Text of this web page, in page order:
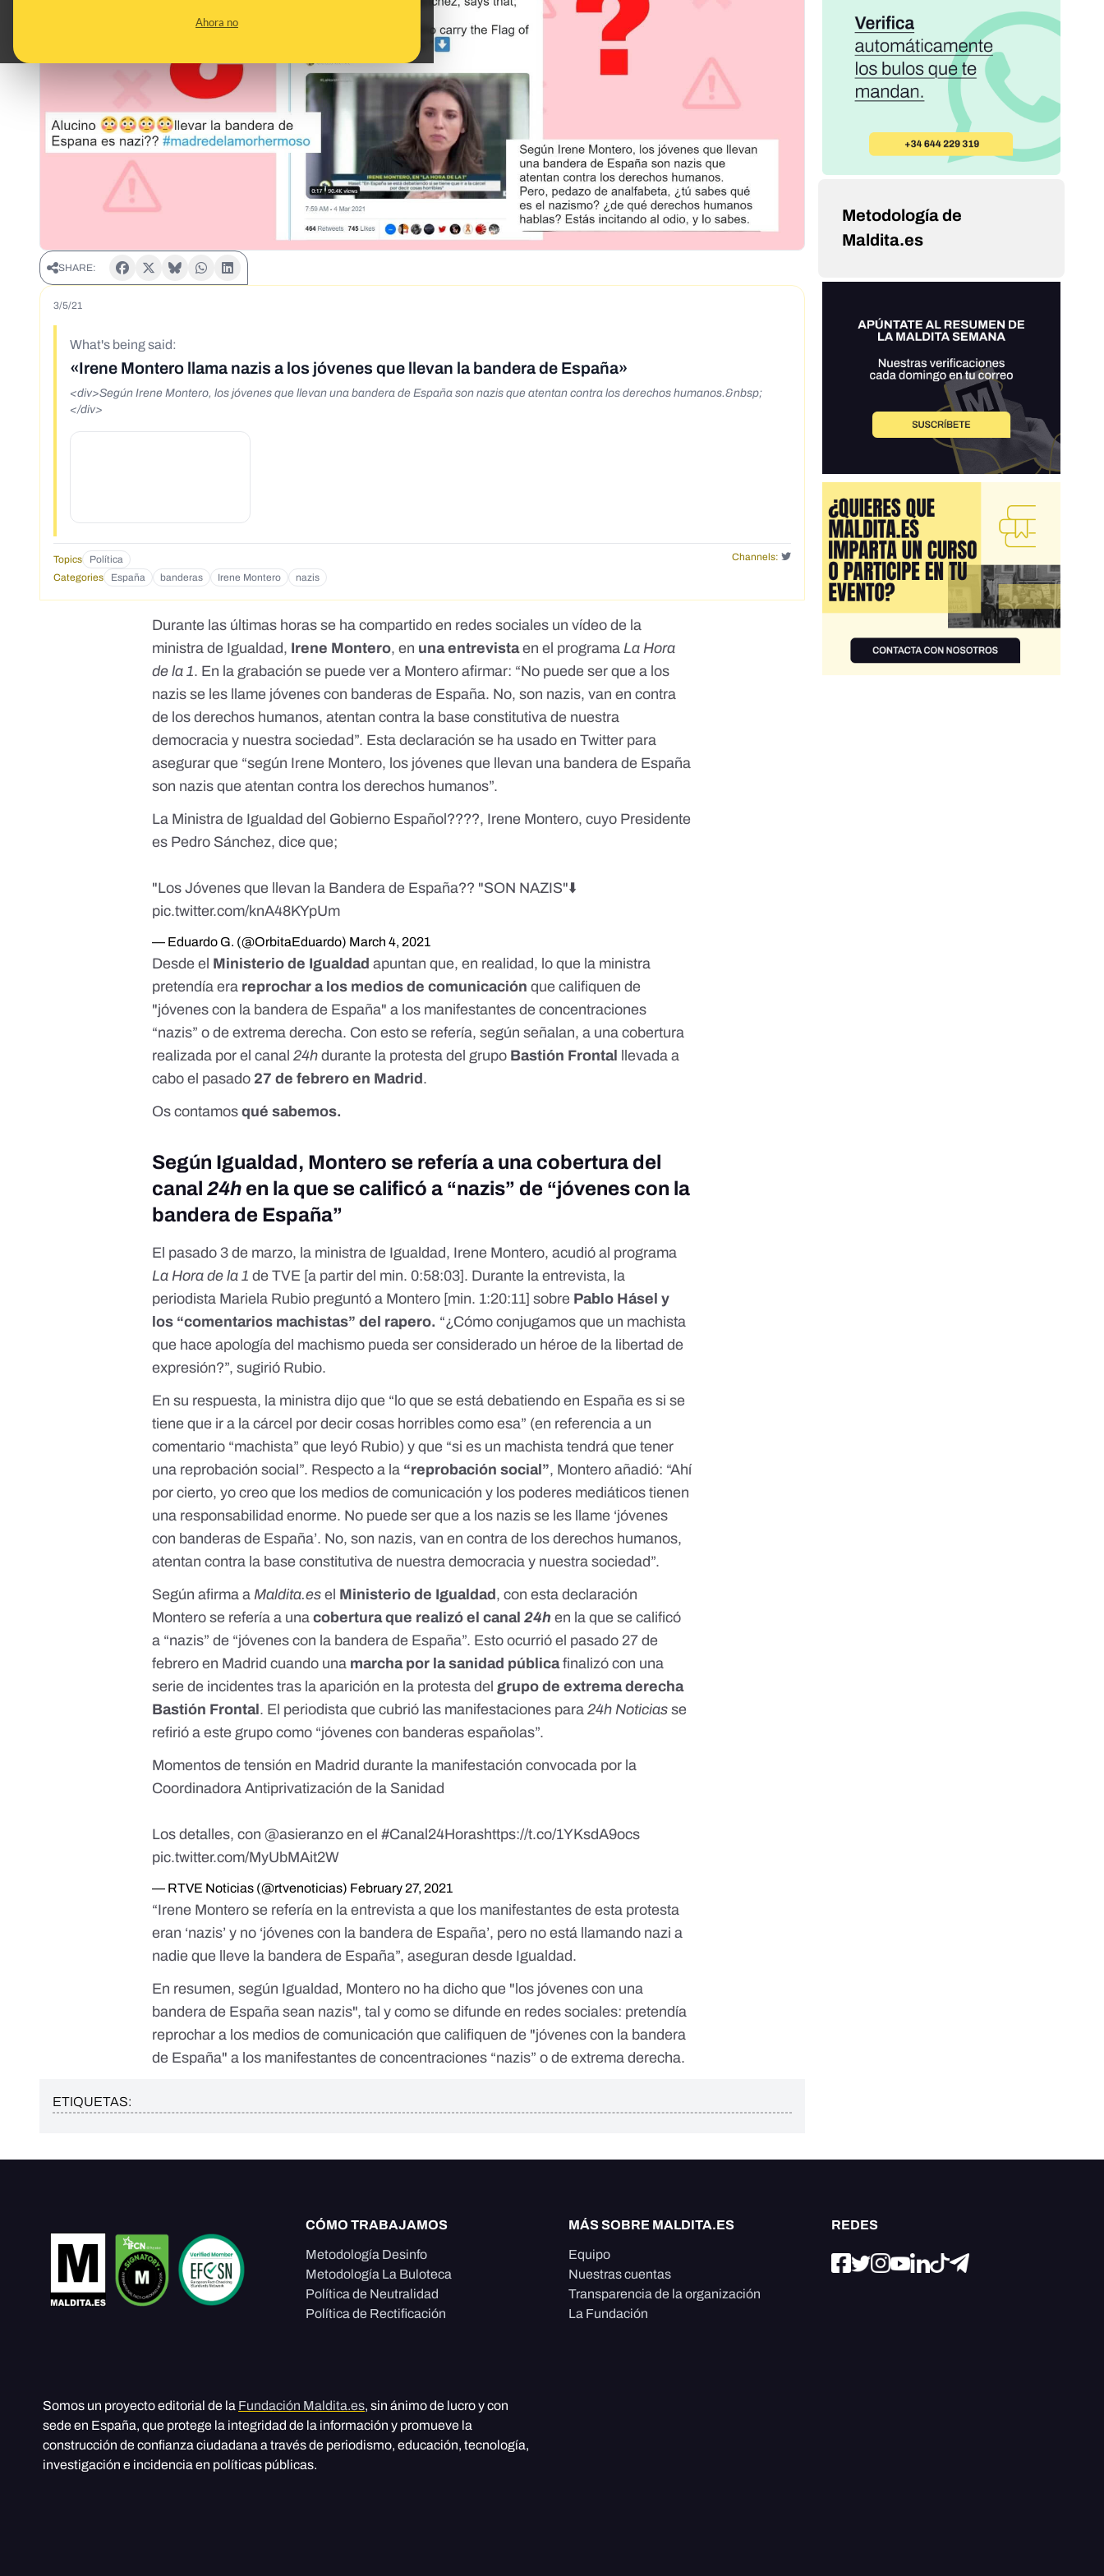
Ahora no
SHARE:
3/5/21
What's being said:
«Irene Montero llama nazis a los jóvenes que llevan la bandera de España»
<div>Según Irene Montero, los jóvenes que llevan una bandera de España son nazis que atentan contra los derechos humanos.&nbsp;
</div>
Topics Política
Channels:
Categories
España banderas Irene Montero nazis
Durante las últimas horas se ha compartido en redes sociales un vídeo de la
ministra de Igualdad, Irene Montero, en una entrevistaen el programa La Hora
de la 1. En la grabación se puede ver a Montero afirmar: “No puede ser que a los
nazis se les llame jóvenes con banderas de España. No, son nazis, van en contra
de los derechos humanos, atentan contra la base constitutiva de nuestra
democracia y nuestra sociedad”. Esta declaración se ha usado en Twitter para
asegurar que “según Irene Montero, los jóvenes que llevan una bandera de España
son nazis que atentan contra los derechos humanos”.
La Ministra de Igualdad del Gobierno Español????, Irene Montero, cuyo Presidente
es Pedro Sánchez, dice que;
"Los Jóvenes que llevan la Bandera de España?? "SON NAZIS"⬇️
pic.twitter.com/knA48KYpUm
— Eduardo G. (@OrbitaEduardo) March 4, 2021
Desde el Ministerio de Igualdad apuntan que, en realidad, lo que la ministra
pretendía era reprochar a los medios de comunicaciónque califiquen de
"jóvenes con la bandera de España" a los manifestantes de concentraciones
“nazis” o de extrema derecha. Con esto se refería, según señalan, a unacobertura
realizada por el canal24h durante la protesta del grupo Bastión Frontal
llevada a
cabo el pasado 27 de febrero en Madrid .
Os contamosqué sabemos.
Según Igualdad, Montero se refería a una cobertura del
canal 24h en la que se calificó a “nazis” de “jóvenes con la
bandera de España”
El pasado 3 de marzo, la ministra de Igualdad, Irene Montero, acudió al programa
La Hora de la 1 de TVE [a partir del min. 0:58:03]. Durante la entrevista, la
periodista Mariela Rubio preguntó a Montero [min. 1:20:11] sobre Pablo Hásel y
los “comentarios machistas” del rapero. “¿Cómo conjugamos que un machista
que hace apología del machismo pueda ser considerado un héroe de la libertad de
expresión?”, sugirió Rubio.
En su respuesta, la ministra dijo que “lo que se está debatiendo en España es si se
tiene que ir a la cárcel por decir cosas horribles como esa” (en referencia a un
comentario “machista” que leyó Rubio) y que “si es un machista tendrá que tener
una reprobación social”. Respecto a la “reprobación social”, Montero añadió: “Ahí
por cierto, yo creo que los medios de comunicación y los poderes mediáticos tienen
una responsabilidad enorme. No puede ser que a los nazis se les llame ‘jóvenes
con banderas de España’. No, son nazis, van en contra de los derechos humanos,
atentan contra la base constitutiva de nuestra democracia y nuestra sociedad”.
Según afirma aMaldita.es el Ministerio de Igualdad , con esta declaración
Montero se refería a unacobertura que realizó el canal 24h en la que se calificó
a “nazis” de “jóvenes con la bandera de España”. Esto ocurrió el pasado 27 de
febrero en Madrid cuando una marcha por la sanidad públicafinalizó con una
serie de incidentestras la aparición en la protesta del grupo de extrema derecha
Bastión Frontal . El periodista que cubrió las manifestaciones para24h Noticias se
refirió a este grupo como “jóvenes con banderas españolas”.
Momentos de tensión en Madrid durante la manifestación convocada por la
Coordinadora Antiprivatización de la Sanidad
Los detalles, con @asieranzo en el#Canal24Horashttps://t.co/1YKsdA9ocs
pic.twitter.com/MyUbMAit2W
— RTVE Noticias (@rtvenoticias) February 27, 2021
“Irene Montero se refería en la entrevista a que los manifestantes de esta protesta
eran ‘nazis’ y no ‘jóvenes con la bandera de España’, pero no está llamando nazi a
nadie que lleve la bandera de España”, aseguran desde Igualdad.
En resumen, según Igualdad, Montero no ha dicho que "los jóvenes con una
bandera de España sean nazis", tal y como se difunde en redes sociales: pretendía
reprochar a los medios de comunicación que califiquen de "jóvenes con la bandera
de España" a los manifestantes de concentraciones “nazis” o de extrema derecha.
ETIQUETAS:
Metodología de
Maldita.es
CÓMO TRABAJAMOS
Metodología Desinfo
Metodología La Buloteca
Política de Neutralidad
Política de Rectificación
MÁS SOBRE MALDITA.ES
Equipo
Nuestras cuentas
Transparencia de la organización
La Fundación
REDES
Somos un proyecto editorial de la Fundación Maldita.es, sin ánimo de lucro y con
sede en España, que protege la integridad de la información y promueve la
construcción de confianza ciudadana a través de periodismo, educación, tecnología,
investigación e incidencia en políticas públicas.